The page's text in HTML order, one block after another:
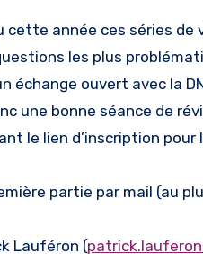
cette année ces séries
les plus
échange ouvert avec la
une bonne séance de
le lien d’inscription pour
partie par mail (au
Lauféron (